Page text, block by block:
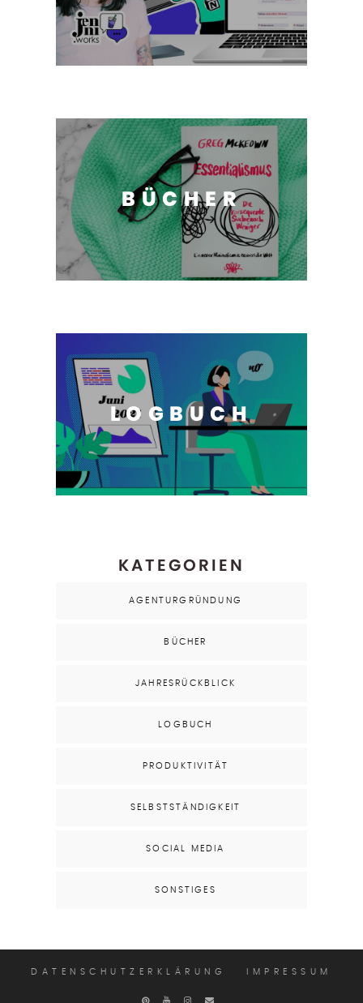
BÜCHER
LOGBUCH
KATEGORIEN
AGENTURGRÜNDUNG
BÜCHER
JAHRESRÜCKBLICK
LOGBUCH
PRODUKTIVITÄT
SELBSTSTÄNDIGKEIT
SOCIAL MEDIA
SONSTIGES
DATENSCHUTZERKLÄRUNG IMPRESSUM